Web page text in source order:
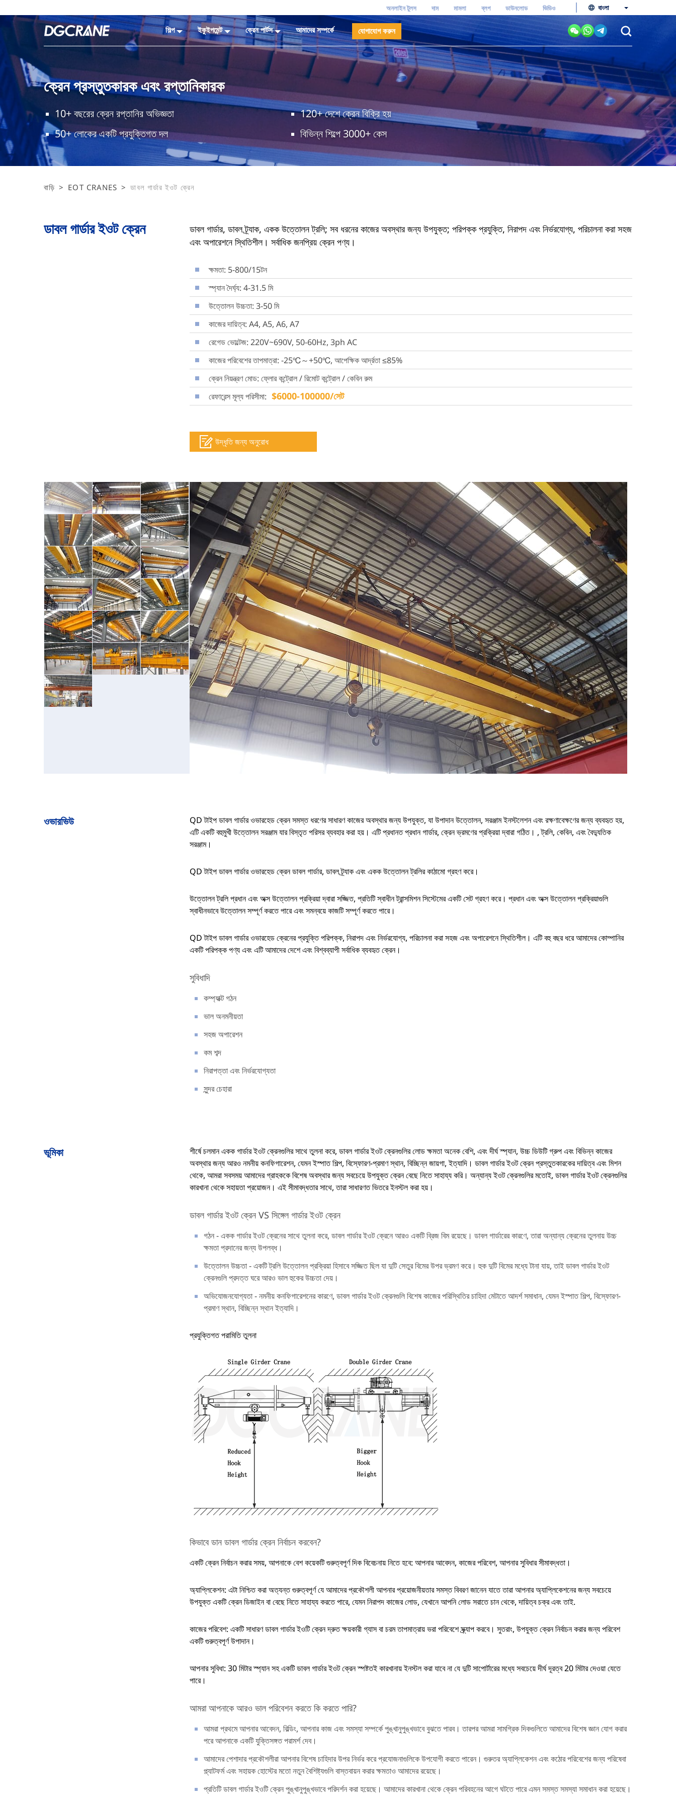
বাংলা
অনলাইন টুলস দাম মামলা ব্লগ ডাউনলোড ভিডিও
শিল্প ইকুইপমেন্ট ক্রেন পার্টস আমাদের সম্পর্কে যোগাযোগ করুন
ক্রেন প্রস্তুতকারক এবং রপ্তানিকারক
10+ বছরের ক্রেন রপ্তানির অভিজ্ঞতা
120+ দেশে ক্রেন বিক্রি হয়
50+ লোকের একটি প্রযুক্তিগত দল
বিভিন্ন শিল্পে 3000+ কেস
বাড়ি > EOT CRANES > ডাবল গার্ডার ইওট ক্রেন
ডাবল গার্ডার ইওট ক্রেন
ডাবল গার্ডার, ডাবল ট্র্যাক, একক উত্তোলন ট্রলি; সব ধরনের কাজের অবস্থার জন্য উপযুক্ত; পরিপক্ক প্রযুক্তি, নিরাপদ এবং নির্ভরযোগ্য, পরিচালনা করা সহজ
এবং অপারেশনে স্থিতিশীল। সর্বাধিক জনপ্রিয় ক্রেন পণ্য।
ক্ষমতা: 5-800/15টন
স্প্যান দৈর্ঘ্য: 4-31.5 মি
উত্তোলন উচ্চতা: 3-50 মি
কাজের দায়িত্ব: A4, A5, A6, A7
রেগেড ভোল্টেজ: 220V~690V, 50-60Hz, 3ph AC
কাজের পরিবেশের তাপমাত্রা: -25℃～+50℃, আপেক্ষিক আর্দ্রতা ≤85%
ক্রেন নিয়ন্ত্রণ মোড: ফ্লোর কন্ট্রোল / রিমোট কন্ট্রোল / কেবিন রুম
রেফারেন্স মূল্য পরিসীমা: $6000-100000/সেট
উদ্ধৃতি জন্য অনুরোধ
ওভারভিউ
QD টাইপ ডাবল গার্ডার ওভারহেড ক্রেন সমস্ত ধরণের সাধারণ কাজের অবস্থার জন্য উপযুক্ত, যা উপাদান উত্তোলন, সরঞ্জাম ইনস্টলেশন এবং রক্ষণাবেক্ষণের জন্য ব্যবহৃত হয়,
এটি একটি বহুমুখী উত্তোলন সরঞ্জাম যার বিস্তৃত পরিসর ব্যবহার করা হয়। এটি প্রধানত প্রধান গার্ডার, ক্রেন ভ্রমণের প্রক্রিয়া দ্বারা গঠিত। , ট্রলি, কেবিন, এবং বৈদ্যুতিক
সরঞ্জাম।
QD টাইপ ডাবল গার্ডার ওভারহেড ক্রেন ডাবল গার্ডার, ডাবল ট্র্যাক এবং একক উত্তোলন ট্রলির কাঠামো গ্রহণ করে।
উত্তোলন ট্রলি প্রধান এবং অক্স উত্তোলন প্রক্রিয়া দ্বারা সজ্জিত, প্রতিটি স্বাধীন ট্রান্সমিশন সিস্টেমের একটি সেট গ্রহণ করে। প্রধান এবং অক্স উত্তোলন প্রক্রিয়াগুলি
স্বাধীনভাবে উত্তোলন সম্পূর্ণ করতে পারে এবং সমন্বয়ে কাজটি সম্পূর্ণ করতে পারে।
QD টাইপ ডাবল গার্ডার ওভারহেড ক্রেনের প্রযুক্তি পরিপক্ক, নিরাপদ এবং নির্ভরযোগ্য, পরিচালনা করা সহজ এবং অপারেশনে স্থিতিশীল। এটি বহু বছর ধরে আমাদের কোম্পানির
একটি পরিপক্ক পণ্য এবং এটি আমাদের দেশে এবং বিশ্বব্যাপী সর্বাধিক ব্যবহৃত ক্রেন।
সুবিধাদি
কম্প্যাক্ট গঠন
ভাল অনমনীয়তা
সহজ অপারেশন
কম শব্দ
নিরাপত্তা এবং নির্ভরযোগ্যতা
সুন্দর চেহারা
ভূমিকা
শীর্ষে চলমান একক গার্ডার ইওট ক্রেনগুলির সাথে তুলনা করে, ডাবল গার্ডার ইওট ক্রেনগুলির লোড ক্ষমতা অনেক বেশি, এবং দীর্ঘ স্প্যান, উচ্চ ডিউটি গ্রুপ এবং বিভিন্ন কাজের
অবস্থার জন্য আরও নমনীয় কনফিগারেশন, যেমন ইস্পাত শিল্প, বিস্ফোরণ-প্রমাণ স্থান, বিচ্ছিন্ন জায়গা, ইত্যাদি। ডাবল গার্ডার ইওট ক্রেন প্রস্তুতকারকের দায়িত্ব এবং মিশন
থেকে, আমরা সবসময় আমাদের গ্রাহককে বিশেষ অবস্থার জন্য সবচেয়ে উপযুক্ত ক্রেন বেছে নিতে সাহায্য করি। অন্যান্য ইওট ক্রেনগুলির মতোই, ডাবল গার্ডার ইওট ক্রেনগুলির
কারখানা থেকে সহায়তা প্রয়োজন। এই সীমাবদ্ধতার সাথে, তারা সাধারণত ভিতরে ইনস্টল করা হয়।
ডাবল গার্ডার ইওট ক্রেন VS সিঙ্গেল গার্ডার ইওট ক্রেন
গঠন - একক গার্ডার ইওট ক্রেনের সাথে তুলনা করে, ডাবল গার্ডার ইওট ক্রেনে আরও একটি ব্রিজ বিম রয়েছে। ডাবল গার্ডারের কারণে, তারা অন্যান্য ক্রেনের তুলনায় উচ্চ
ক্ষমতা প্রদানের জন্য উপলব্ধ।
উত্তোলন উচ্চতা - একটি ট্রলি উত্তোলন প্রক্রিয়া হিসাবে সজ্জিত ছিল যা দুটি সেতুর বিমের উপর ভ্রমণ করে। হুক দুটি বিমের মধ্যে টানা যায়, তাই ডাবল গার্ডার ইওট
ক্রেনগুলি প্রদত্ত ঘরে আরও ভাল হুকের উচ্চতা দেয়।
অভিযোজনযোগ্যতা - নমনীয় কনফিগারেশনের কারণে, ডাবল গার্ডার ইওট ক্রেনগুলি বিশেষ কাজের পরিস্থিতির চাহিদা মেটাতে আদর্শ সমাধান, যেমন ইস্পাত শিল্প, বিস্ফোরণ-
প্রমাণ স্থান, বিচ্ছিন্ন স্থান ইত্যাদি।
প্রযুক্তিগত পরামিতি তুলনা
কিভাবে ডান ডাবল গার্ডার ক্রেন নির্বাচন করবেন?
একটি ক্রেন নির্বাচন করার সময়, আপনাকে বেশ কয়েকটি গুরুত্বপূর্ণ দিক বিবেচনায় নিতে হবে: আপনার আবেদন, কাজের পরিবেশ, আপনার সুবিধার সীমাবদ্ধতা।
অ্যাপ্লিকেশন: এটা নিশ্চিত করা অত্যন্ত গুরুত্বপূর্ণ যে আমাদের প্রকৌশলী আপনার প্রয়োজনীয়তার সমস্ত বিবরণ জানেন যাতে তারা আপনার অ্যাপ্লিকেশনের জন্য সবচেয়ে
উপযুক্ত একটি ক্রেন ডিজাইন বা বেছে নিতে সাহায্য করতে পারে, যেমন নিরাপদ কাজের লোড, যেখানে আপনি লোড সরাতে চান থেকে, দায়িত্ব চক্র এবং তাই.
কাজের পরিবেশ: একটি সাধারণ ডাবল গার্ডার ইওটি ক্রেন দ্রুত ক্ষয়কারী গ্যাস বা চরম তাপমাত্রায় ভরা পরিবেশে স্ক্র্যাপ করবে। সুতরাং, উপযুক্ত ক্রেন নির্বাচন করার জন্য পরিবেশ
একটি গুরুত্বপূর্ণ উপাদান।
আপনার সুবিধা: 30 মিটার স্প্যান সহ একটি ডাবল গার্ডার ইওট ক্রেন স্পষ্টতই কারখানায় ইনস্টল করা যাবে না যে দুটি সাপোর্টারের মধ্যে সবচেয়ে দীর্ঘ দূরত্ব 20 মিটার দেওয়া যেতে
পারে।
আমরা আপনাকে আরও ভাল পরিবেশন করতে কি করতে পারি?
আমরা প্রথমে আপনার আবেদন, বিল্ডিং, আপনার কাজ এবং সমস্যা সম্পর্কে পুঙ্খানুপুঙ্খভাবে বুঝতে পারব। তারপর আমরা সামগ্রিক দিকগুলিতে আমাদের বিশেষ জ্ঞান যোগ করার
পরে আপনাকে একটি যুক্তিসঙ্গত পরামর্শ দেব।
আমাদের পেশাদার প্রকৌশলীরা আপনার বিশেষ চাহিদার উপর নির্ভর করে প্রযোজনাগুলিকে উপযোগী করতে পারেন। গুরুতর অ্যাপ্লিকেশন এবং কঠোর পরিবেশের জন্য পরিষেবা
প্ল্যাটফর্ম এবং সহায়ক হোস্টের মতো নতুন বৈশিষ্ট্যগুলি বাস্তবায়ন করার ক্ষমতাও আমাদের রয়েছে।
প্রতিটি ডাবল গার্ডার ইওটি ক্রেন পুঙ্খানুপুঙ্খভাবে পরিদর্শন করা হয়েছে। আমাদের কারখানা থেকে ক্রেন পরিবহনের আগে ঘটতে পারে এমন সমস্ত সমস্যা সমাধান করা হয়েছে।